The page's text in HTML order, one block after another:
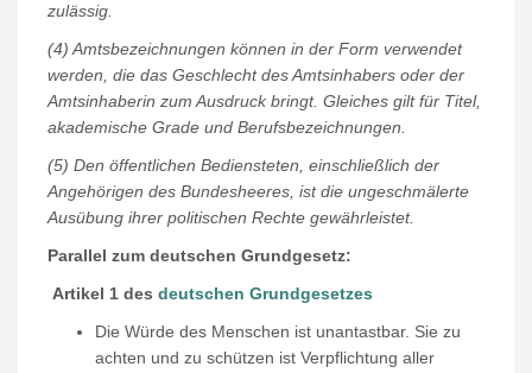
zulässig.
(4) Amtsbezeichnungen können in der Form verwendet
werden, die das Geschlecht des Amtsinhabers oder der
Amtsinhaberin zum Ausdruck bringt. Gleiches gilt für Titel,
akademische Grade und Berufsbezeichnungen.
(5) Den öffentlichen Bediensteten, einschließlich der
Angehörigen des Bundesheeres, ist die ungeschmälerte
Ausübung ihrer politischen Rechte gewährleistet.
Parallel zum deutschen Grundgesetz:
Artikel 1 des deutschen Grundgesetzes
Die Würde des Menschen ist unantastbar. Sie zu
achten und zu schützen ist Verpflichtung aller